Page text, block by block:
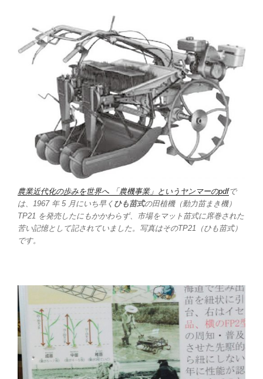
農業近代化の歩みを世界へ 「農機事業」というヤンマーのpdfで
は、1967 年 5 月にいち早く ひも苗式の田植機（動力苗まき機）
TP21 を発売したにもかかわらず、市場をマット苗式に席巻された
苦い記憶として記されていました。写真はそのTP21（ひも苗式）
です。